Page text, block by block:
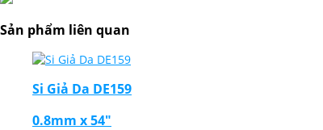
Sản phẩm liên quan
Si Giả Da DE159
0.8mm x 54"